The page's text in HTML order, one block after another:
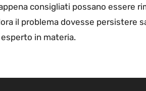
consigliati possano essere
il problema dovesse persistere
in materia.